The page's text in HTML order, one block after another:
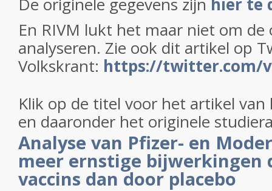
En RIVM lukt het maar niet om
analyseren. Zie ook dit artikel op
Volkskrant: https://twitter.com/
Klik op de titel voor het artikel
en daaronder het originele
Analyse van Pfizer- en
meer ernstige bijwerkingen
vaccins dan door placebo